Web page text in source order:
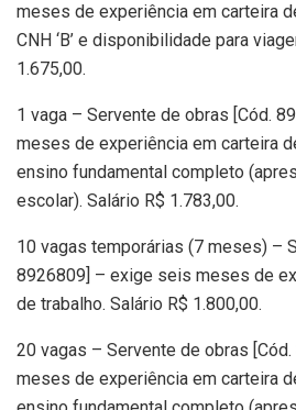
meses de experiência em carteira
CNH ‘B’ e disponibilidade para
1.675,00.
1 vaga – Servente de obras [Cód.
meses de experiência em carteira
ensino fundamental completo
escolar). Salário R$ 1.783,00.
10 vagas temporárias (7 meses) –
8926809] – exige seis meses de
de trabalho. Salário R$ 1.800,00.
20 vagas – Servente de obras
meses de experiência em carteira